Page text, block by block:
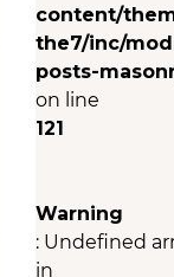
content/
the7/inc/
posts-
on line
121
Warning
: Undefined
in